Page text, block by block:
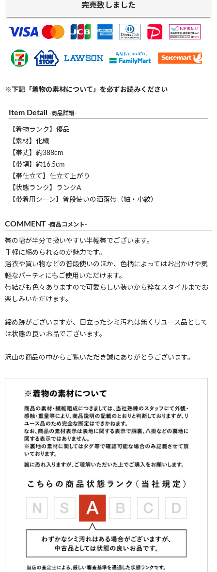
完売致しました
※下記「着物の素材について」を必ずお読みください
Item Detail -商品詳細-
【着物ランク】優品
【素材】化繊
【帯丈】約388cm
【帯幅】約16.5cm
【帯仕立て】仕立て上がり
【状態ランク】ランクA
【帯着用シーン】普段使いの洒落帯（紬・小紋）
COMMENT -商品コメント-
帯の幅が半分で扱いやすい半幅帯でございます。
手軽に締められるのが魅力です。
浴衣や買い物などの普段使いのほか、色柄によってはお出かけや気
軽なパーティにもご使用いただけます。
帯結びも色々ありますので可愛らしい装いから粋なスタイルまでお
楽しみいただけます。
締め跡がございますが、目立ったシミ汚れは無くリユース品として
は状態の良いお品でございます。
沢山の商品の中からご覧いただき誠にありがとうございます。